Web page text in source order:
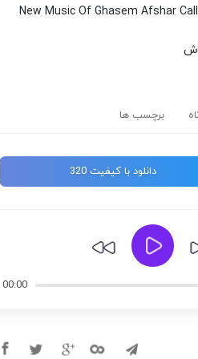
New Music Of Ghasem Afshar
برچسب ها
دانلود با کیفیت 320
00:00